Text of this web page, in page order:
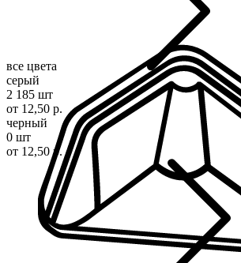
все цвета
серый
2 185 шт
от 12,50 р.
черный
0 шт
от 12,50 р.